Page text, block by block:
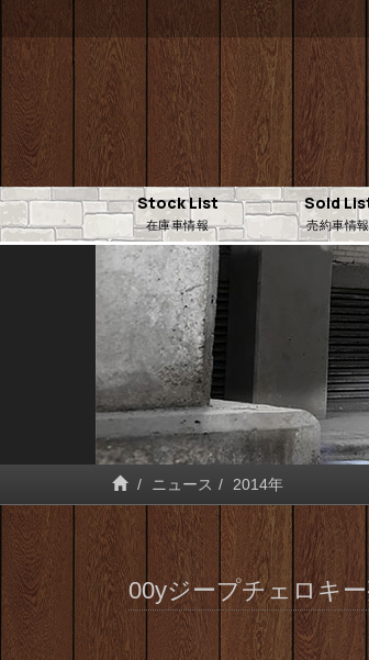
Stock List
在庫車情報
Sold
売約車情報
ニュース 2014年
00yジープチェロキー